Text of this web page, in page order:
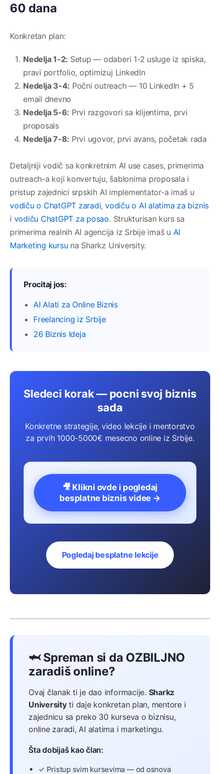
60 dana
Konkretan plan:
Nedelja 1-2: Setup — odaberi 1-2 usluge iz spiska,
pravi portfolio, optimizuj LinkedIn
Nedelja 3-4: Počni outreach — 10 LinkedIn + 5
email dnevno
Nedelja 5-6: Prvi razgovori sa klijentima, prvi
proposals
Nedelja 7-8: Prvi ugovor, prvi avans, početak rada
Detaljniji vodič sa konkretnim AI use cases, primerima
outreach-a koji konvertuju, šablonima proposala i
pristup zajednici srpskih AI implementator-a imaš u
vodiču o ChatGPT zaradi,vodiču o AI alatima za biznis
i vodiču ChatGPT za posao. Strukturisan kurs sa
primerima realnih AI agencija iz Srbije imaš u AI
Marketing kursu na Sharkz University.
Procitaj jos:
AI Alati za Online Biznis
Freelancing iz Srbije
26 Biznis Ideja
Sledeci korak — pocni svoj biznis
sada
Konkretne strategije, video lekcije i mentorstvo
za prvih 1000-5000€ mesecno online iz Srbije.
🎥 Klikni ovde i pogledaj
besplatne biznis videe →
Pogledaj besplatne lekcije
🦈 Spreman si da OZBILJNO
zaradiš online?
Ovaj članak ti je dao informacije. Sharkz
Universityti daje konkretan plan, mentore i
zajednicu sa preko 30 kurseva o biznisu,
online zaradi, AI alatima i marketingu.
Šta dobijaš kao član:
✓ Pristup svim kursevima — od osnova